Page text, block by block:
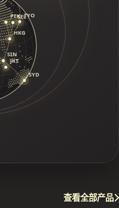
查看全部产品